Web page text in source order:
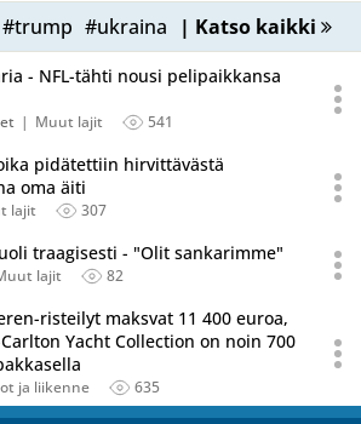
#trump #ukraina
| Katso kaikki
useassa eri lähteessä.
- NFL-tähti nousi pelipaikkansa
Muut lajit 541
pidätettiin hirvittävästä
oma äiti
lajit 307
traagisesti - "Olit sankarimme"
lajit 82
risteilyt maksvat 11 400 euroa,
Yacht Collection on noin 700
ja liikenne 635